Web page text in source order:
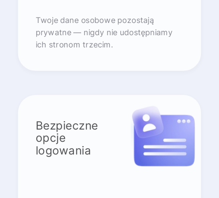
Twoje dane osobowe pozostają
prywatne — nigdy nie udostępniamy
ich stronom trzecim.
Bezpieczne
opcje
logowania